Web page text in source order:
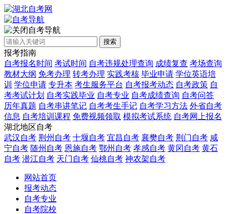
自考导航
搜索
报考指南
自考报名时间 考试时间 自考违规处理查询 成绩复查 考场查询
教材大纲 免考办理 转考办理 实践考核 毕业申请 学位英语培
训 学位申请 专升本 考生服务平台 自考报考动态 自考政策 自
考考试计划 自考实践毕业 自考专业 自考成绩查询 自考问答
历年真题 自考串讲笔记 自考考生手记 自考学习方法 外省自考
信息 自考培训课程 免费视频领取 模拟考试系统 自考网上报名
湖北地区自考
武汉自考 荆州自考 十堰自考 宜昌自考 襄樊自考 荆门自考 咸
宁自考 随州自考 恩施自考 鄂州自考 孝感自考 黄冈自考 黄石
自考 潜江自考 天门自考 仙桃自考 神农架自考
网站首页
报考动态
自考专业
自考院校